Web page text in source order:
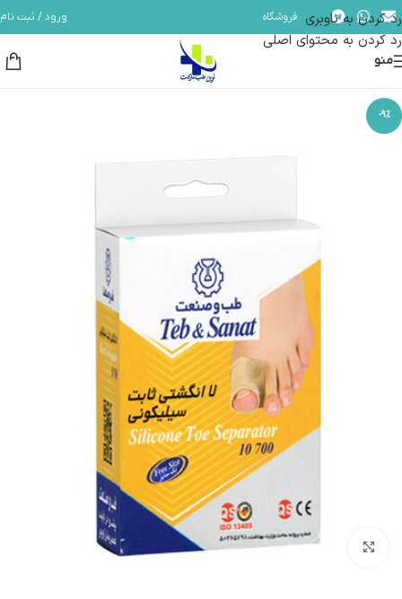
رد کردن به ناوبری
رد کردن به محتوای اصلی
مشاوره و پشتیبانی آنلاین در ایتا و روبیکا با شماره: 09358254705
فروشگاه ورود / ثبت نام
منو
-9%
بزرگنمایی تصویر